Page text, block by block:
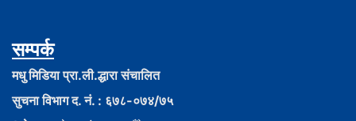
सम्पर्क
मधु मिडिया प्रा.ली.द्धारा संचालित
सुचना विभाग द. नं. : ६७८-०७४/७५